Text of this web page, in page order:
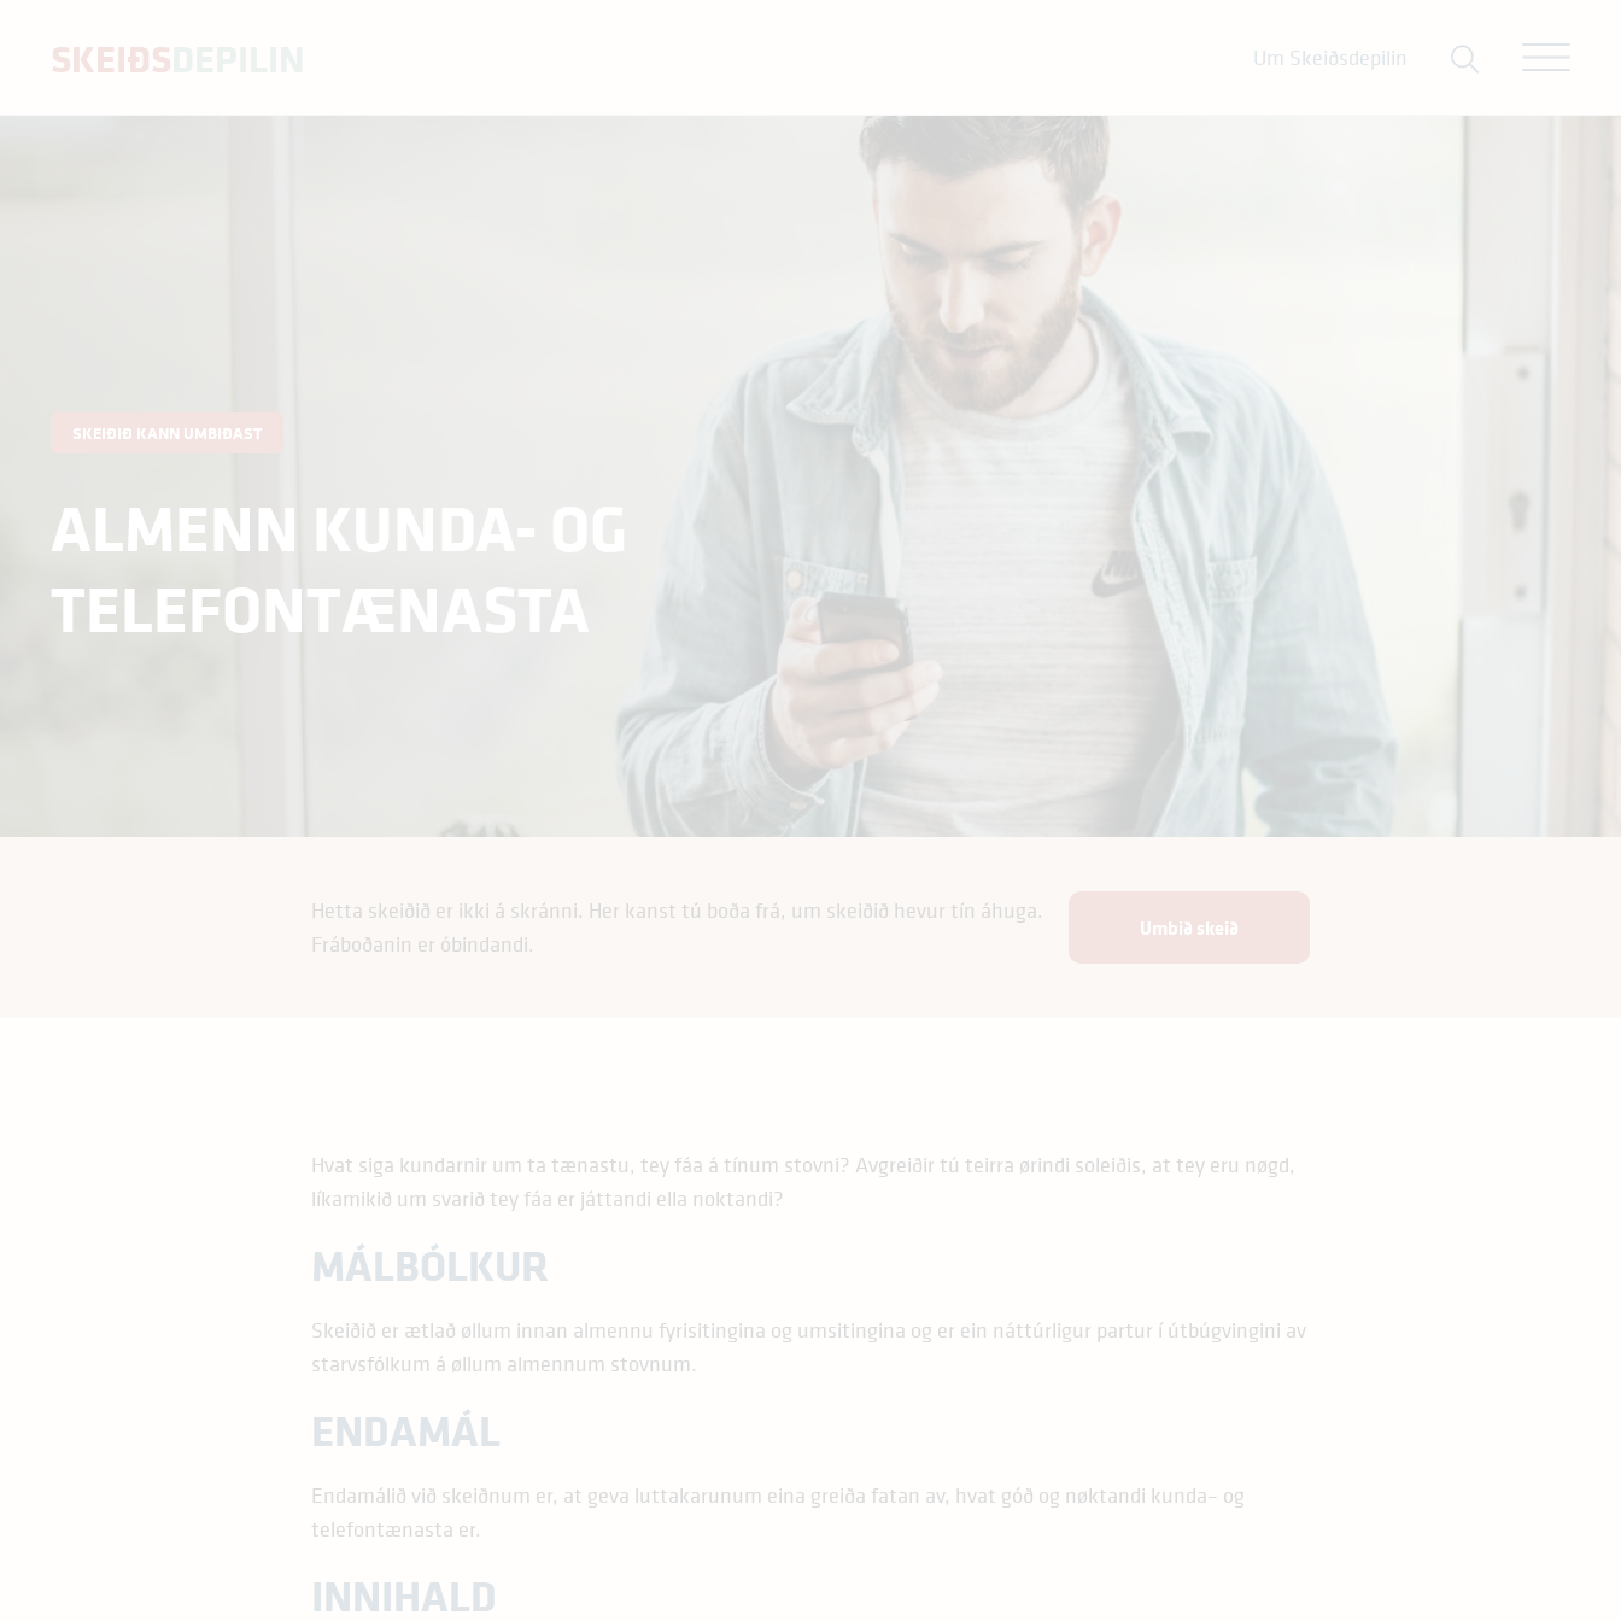
SKEIÐS Um Skeiðsdepilin
Telefonnr.
SKEIÐIÐ KANN UMBIÐAST
ALMENN KUNDA- OG
TELEFONTÆNASTA
Hetta skeiðið er ikki á skránni. Her kanst tú boða frá, um skeiðið hevur tín áhuga.
Fráboðanin er óbindandi.
Umbið skeið
Hvat siga kundarnir um ta tænastu, tey fáa á tínum stovni? Avgreiðir tú teirra ørindi soleiðis, at tey eru nøgd,
líkamikið um svarið tey fáa er játtandi ella noktandi?
MÁLBÓLKUR
Skeiðið er ætlað øllum innan almennu fyrisitingina og umsitingina og er ein náttúrligur partur í útbúgvingini av
starvsfólkum á øllum almennum stovnum.
ENDAMÁL
Endamálið við skeiðnum er, at geva luttakarunum eina greiða fatan av, hvat góð og nøktandi kunda– og
telefontænasta er.
INNIHALD